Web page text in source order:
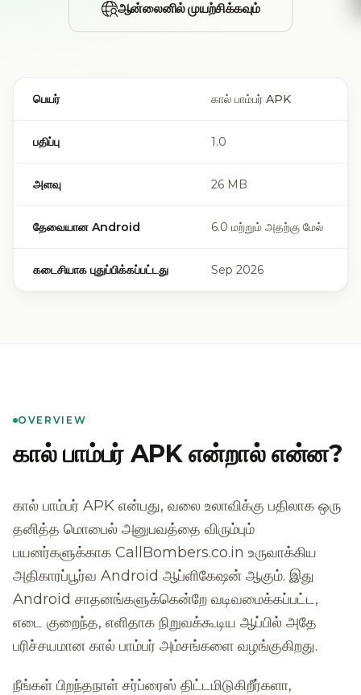
ஆன்லைனில் முயற்சிக்கவும்
பெயர் கால் பாம்பர் APK
பதிப்பு 1.0
அளவு 26 MB
தேவையான Android 6.0 மற்றும் அதற்கு மேல்
கடைசியாக புதுப்பிக்கப்பட்டது Sep 2026
OVERVIEW
கால் பாம்பர் APK என்றால் என்ன?
கால் பாம்பர் APK என்பது, வலை உலாவிக்கு பதிலாக ஒரு
தனித்த மொபைல் அனுபவத்தை விரும்பும்
பயனர்களுக்காக CallBombers.co.in உருவாக்கிய
அதிகாரப்பூர்வ Android ஆப்ளிகேஷன் ஆகும். இது
Android சாதனங்களுக்கென்றே வடிவமைக்கப்பட்ட,
எடை குறைந்த, எளிதாக நிறுவக்கூடிய ஆப்பில் அதே
பரிச்சயமான கால் பாம்பர் அம்சங்களை வழங்குகிறது.
நீங்கள் பிறந்தநாள் சர்ப்ரைஸ் திட்டமிடுகிறீர்களா,